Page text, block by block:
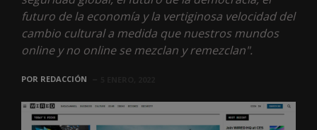
futuro de la economía y la vertiginosa velocidad del
cambio cultural a medida que nuestros mundos
online y no online se mezclan y remezclan".
POR REDACCIÓN